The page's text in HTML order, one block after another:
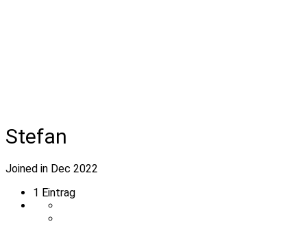
Stefan
Joined in Dec 2022
1 Eintrag